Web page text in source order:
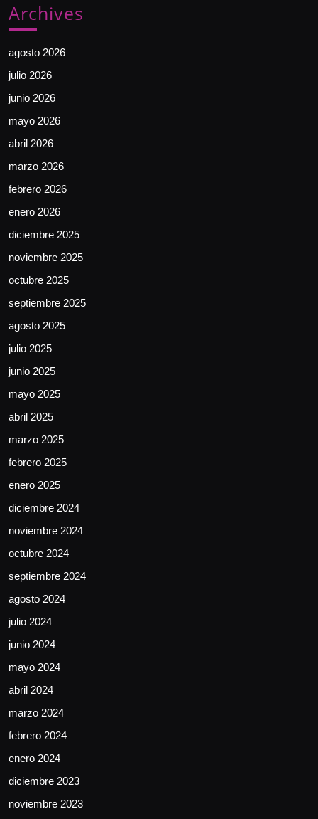
Archives
agosto 2026
julio 2026
junio 2026
mayo 2026
abril 2026
marzo 2026
febrero 2026
enero 2026
diciembre 2025
noviembre 2025
octubre 2025
septiembre 2025
agosto 2025
julio 2025
junio 2025
mayo 2025
abril 2025
marzo 2025
febrero 2025
enero 2025
diciembre 2024
noviembre 2024
octubre 2024
septiembre 2024
agosto 2024
julio 2024
junio 2024
mayo 2024
abril 2024
marzo 2024
febrero 2024
enero 2024
diciembre 2023
noviembre 2023